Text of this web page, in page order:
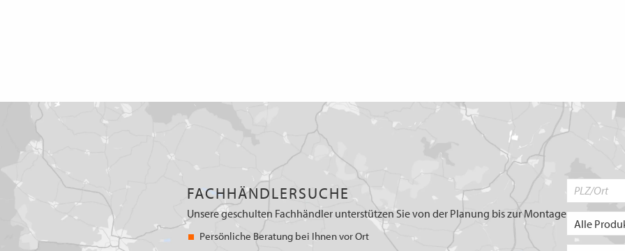
FACHHÄNDLERSUCHE
Unsere geschulten Fachhändler unterstützen Sie von der Planung bis zur Montage
Persönliche Beratung bei Ihnen vor Ort